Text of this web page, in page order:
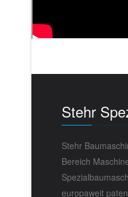
Stehr
Stehr
Bereich
europaweit